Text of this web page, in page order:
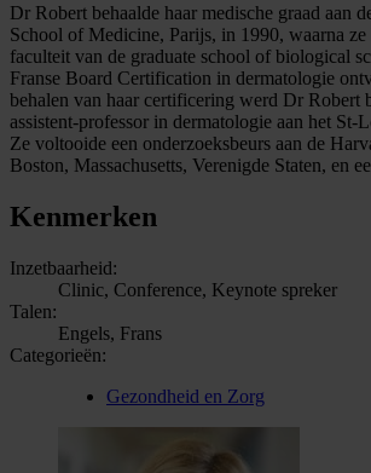
Dr Robert behaalde haar medische graad aan
School of Medicine, Parijs, in 1990, waarna
faculteit van de graduate school of biological
Franse Board Certification in dermatologie
behalen van haar certificering werd Dr Robert
assistent-professor in dermatologie aan het St-
Ze voltooide een onderzoeksbeurs aan de
Boston, Massachusetts, Verenigde Staten, en
Kenmerken
Inzetbaarheid:
Clinic, Conference, Keynote spreker
Talen:
Engels, Frans
Categorieën:
Gezondheid en Zorg